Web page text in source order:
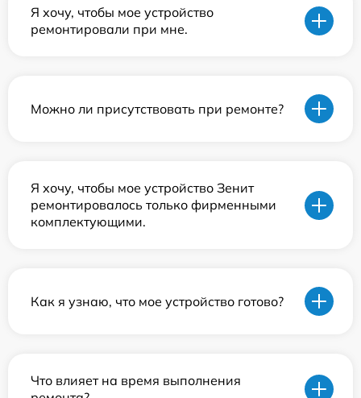
Я хочу, чтобы мое устройство
ремонтировали при мне.
Можно ли присутствовать при ремонте?
Я хочу, чтобы мое устройство Зенит
ремонтировалось только фирменными
комплектующими.
Как я узнаю, что мое устройство готово?
Что влияет на время выполнения